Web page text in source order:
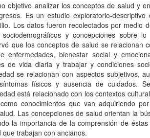
objetivo analizar los conceptos de salud y
Es un estudio exploratorio-descriptivo
Los datos fueron recolectados por medio
y concepciones sobre
que los conceptos de salud se relacionan
enfermedades, bienestar social y
de vida diaria y trabajar y condiciones
se relacionan con aspectos subjetivos,
físicos y ausencia de cuidados.
está relacionado con los contextos
conocimientos que van adquiriendo
Las concepciones de salud orientan la
la importancia de la comprensión de
trabajan con ancianos.